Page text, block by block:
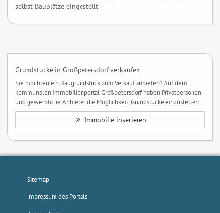
selbst Bauplätze eingestellt.
Grundstücke in Großpetersdorf verkaufen
Sie möchten ein Baugrundstück zum Verkauf anbieten? Auf dem
kommunalen Immobilienportal Großpetersdorf haben Privatpersonen
und gewerbliche Anbieter die Möglichkeit, Grundstücke einzustellen.
Immobilie inserieren
Sitemap
Impressum des Portals